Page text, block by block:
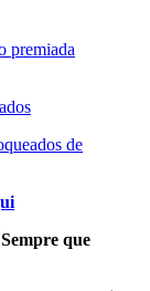
premiada
de
que